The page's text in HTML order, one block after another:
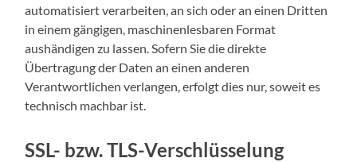
automatisiert verarbeiten, an sich oder an einen Dritten
in einem gängigen, maschinenlesbaren Format
aushändigen zu lassen. Sofern Sie die direkte
Übertragung der Daten an einen anderen
Verantwortlichen verlangen, erfolgt dies nur, soweit es
technisch machbar ist.
SSL- bzw. TLS-Verschlüsselung